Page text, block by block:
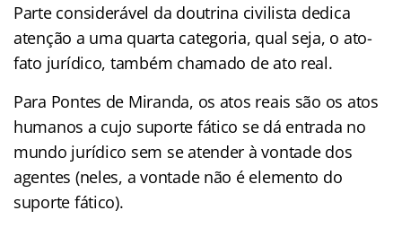
Parte considerável da doutrina civilista dedica
atenção a uma quarta categoria, qual seja, o ato-
fato jurídico, também chamado de ato real.
Para Pontes de Miranda, os atos reais são os atos
humanos a cujo suporte fático se dá entrada no
mundo jurídico sem se atender à vontade dos
agentes (neles, a vontade não é elemento do
suporte fático).